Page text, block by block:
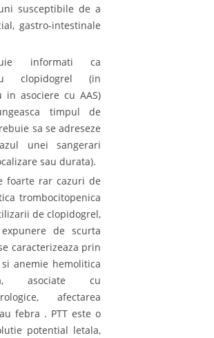
susceptibile de a
gastro-intestinale
informati ca
clopidogrel (in
in asociere cu AAS)
timpul de
sa se adreseze
unei sangerari
sau durata).
foarte rar cazuri de
trombocitopenica
de clopidogrel,
de scurta
caracterizeaza prin
anemie hemolitica
asociate cu
afectarea
febra . PTT este o
potential letala,